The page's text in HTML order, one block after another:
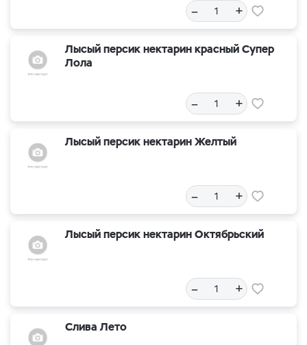
– +
Лысый персик нектарин красный Супер
Лола
– +
Лысый персик нектарин Желтый
– +
Лысый персик нектарин Октябрьский
– +
Слива Лето